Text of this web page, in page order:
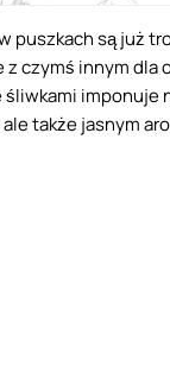
puszkach są już
czymś innym dla
śliwkami imponuje
także jasnym